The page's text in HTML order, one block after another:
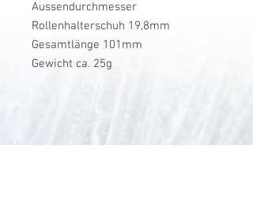
Aussendurchmesser
Rollenhalterschuh 19,8mm
Gesamtlänge 101mm
Gewicht ca. 25g